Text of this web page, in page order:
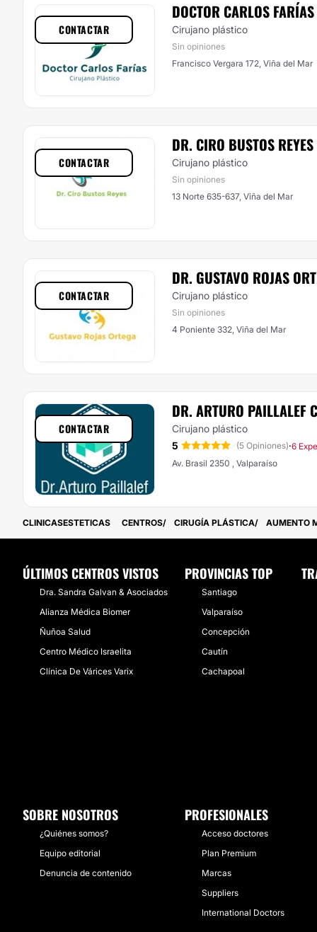
DOCTOR CARLOS FARÍAS
Cirujano plástico
Sin opiniones
Francisco Vergara 172, Viña del Mar
CONTACTAR
DR. CIRO BUSTOS REYES
Cirujano plástico
Sin opiniones
13 Norte 635-637, Viña del Mar
CONTACTAR
DR. GUSTAVO ROJAS
Cirujano plástico
Sin opiniones
4 Poniente 332, Viña del Mar
CONTACTAR
DR. ARTURO PAILLALEF
Cirujano plástico
5
(5 Opiniones)·6
Av. Brasil 2350 , Valparaíso
CONTACTAR
CLINICASESTETICAS CENTROS CIRUGÍA PLÁSTICA AUMENTO
ÚLTIMOS CENTROS VISTOS
Dra. Sandra Galvan & Asociados
Alianza Médica Biomer
Ñuñoa Salud
Centro Médico Israelita
Clínica De Várices Varix
PROVINCIAS TOP
Santiago
Valparaíso
Concepción
Cautín
Cachapoal
SOBRE NOSOTROS
¿Quiénes somos?
Equipo editorial
Denuncia de contenido
PROFESIONALES
Acceso doctores
Plan Premium
Marcas
Suppliers
International Doctors